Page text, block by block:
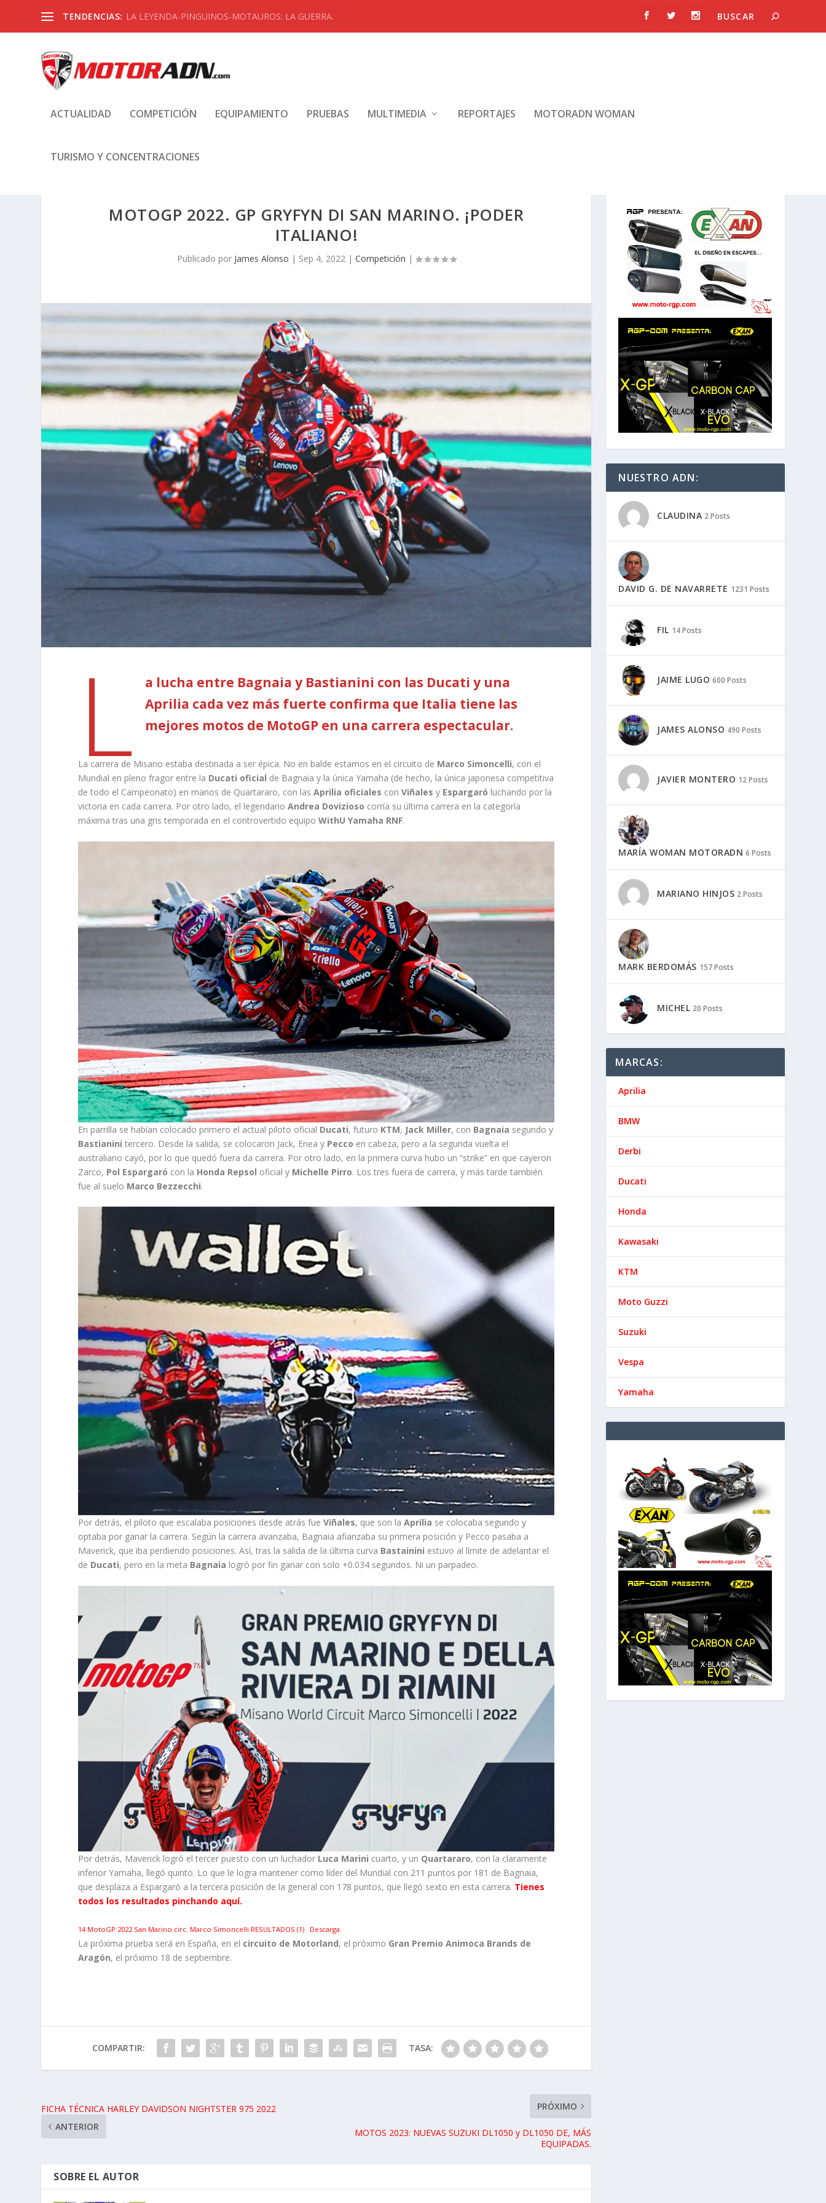
TENDENCIAS: LA LEYENDA-PINGUINOS-MOTAUROS: LA GUERRA.
ACTUALIDAD COMPETICIÓN EQUIPAMIENTO PRUEBAS MULTIMEDIA REPORTAJES MOTORADN WOMAN
TURISMO Y CONCENTRACIONES
MOTOGP 2022. GP GRYFYN DI SAN MARINO. ¡PODER
ITALIANO!
Publicado por James Alonso | Sep 4, 2022| Competición |
L
a lucha entre Bagnaia y Bastianini con las Ducati y una
Aprilia cada vez más fuerte confirma que Italia tiene las
mejores motos de MotoGP en una carrera espectacular.
La carrera de Misano estaba destinada a ser épica. No en balde estamos en el circuito de Marco Simoncelli, con el
Mundial en pleno fragor entre la Ducati oficial de Bagnaia y la única Yamaha (de hecho, la única japonesa competitiva
de todo el Campeonato) en manos de Quartararo, con lasAprilia oficiales conViñalesy Espargaró luchando por la
victoria en cada carrera. Por otro lado, el legendarioAndrea Dovizioso corría su última carrera en la categoría
máxima tras una gris temporada en el controvertido equipoWithU Yamaha RNF.
En parrilla se habían colocado primero el actual piloto oficial Ducati, futuro KTM, Jack Miller, con Bagnaia segundo y
Bastianinitercero. Desde la salida, se colocaron Jack, Enea y Pecco en cabeza, pero a la segunda vuelta el
australiano cayó, por lo que quedó fuera da carrera. Por otro lado, en la primera curva hubo un “strike” en que cayeron
Zarco, Pol Espargaró con la Honda Repsol oficial y Michelle Pirro. Los tres fuera de carrera, y más tarde también
fue al suelo Marco Bezzecchi.
Por detrás, el piloto que escalaba posiciones desde atrás fueViñales, que son laAprilia se colocaba segundo y
optaba por ganar la carrera. Según la carrera avanzaba, Bagnaia afianzaba su primera posición y Pecco pasaba a
Maverick, que iba perdiendo posiciones. Así, tras la salida de la última curva Bastainini estuvo al límite de adelantar el
de Ducati, pero en la meta Bagnaia logró por fin ganar con solo +0.034 segundos. Ni un parpadeo.
Por detrás, Maverick logró el tercer puesto con un luchador Luca Marini cuarto, y un Quartararo, con la claramente
inferior Yamaha, llegó quinto. Lo que le logra mantener como líder del Mundial con 211 puntos por 181 de Bagnaia,
que desplaza a Espargaró a la tercera posición de la general con 178 puntos, que llegó sexto en esta carrera. Tienes
todos los resultados pinchando aquí.
14 MotoGP 2022 San Marino circ. Marco Simoncelli RESULTADOS (1) Descarga
La próxima prueba será en España, en el circuito de Motorland, el próximo Gran Premio Animoca Brands de
Aragón, el próximo 18 de septiembre.
COMPARTIR: TASA:
FICHA TÉCNICA HARLEY DAVIDSON NIGHTSTER 975 2022
ANTERIOR
PRÓXIMO
MOTOS 2023: NUEVAS SUZUKI DL1050 y DL1050 DE, MÁS
EQUIPADAS.
SOBRE EL AUTOR
NUESTRO ADN:
CLAUDINA 2 Posts
DAVID G. DE NAVARRETE 1231 Posts
FIL 14 Posts
JAIME LUGO 600 Posts
JAMES ALONSO 490 Posts
JAVIER MONTERO 12 Posts
MARÍA WOMAN MOTORADN 6 Posts
MARIANO HINJOS 2 Posts
MARK BERDOMÁS 157 Posts
MICHEL 20 Posts
MARCAS:
Aprilia
BMW
Derbi
Ducati
Honda
Kawasaki
KTM
Moto Guzzi
Suzuki
Vespa
Yamaha